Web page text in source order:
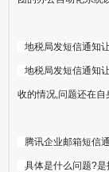
地税局发短信通知
地税局发短信通知
收的情况,问题还在自
腾讯企业邮箱短信
具体是什么问题?是